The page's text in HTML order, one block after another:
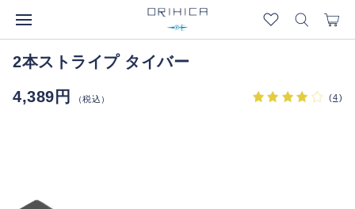
2本ストライプ タイバー
4,389円
（税込） (4)